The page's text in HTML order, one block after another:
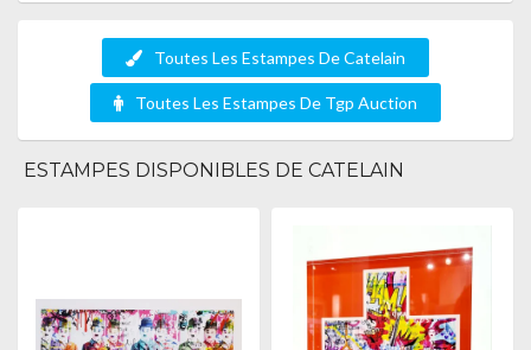
Toutes Les Estampes De Catelain
Toutes Les Estampes De Tgp Auction
ESTAMPES DISPONIBLES DE CATELAIN